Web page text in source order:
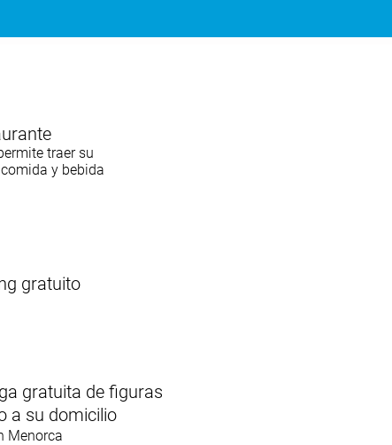
traer su
comida y bebida
gratuito
gratuita de figuras
a su domicilio
Menorca